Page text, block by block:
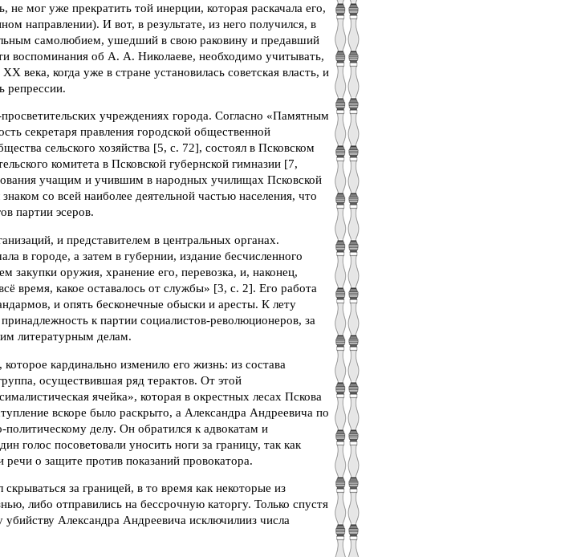
мог уже прекратить той инерции, которая раскачала его,
направлении). И вот, в результате, из него получился, в
самолюбием, ушедший в свою раковину и предавший
воспоминания об А. А. Николаеве, необходимо учитывать,
века, когда уже в стране установилась советская власть, и
репрессии.
учреждениях города. Согласно «Памятным
секретаря правления городской общественной
сельского хозяйства [5, с. 72], состоял в Псковском
комитета в Псковской губернской гимназии [7,
учащим и учившим в народных училищах Псковской
со всей наиболее деятельной частью населения, что
партии эсеров.
и представителем в центральных органах.
в городе, а затем в губернии, издание бесчисленного
закупки оружия, хранение его, перевозка, и, наконец,
время, какое оставалось от службы» [3, с. 2]. Его работа
и опять бесконечные обыски и аресты. К лету
к партии социалистов-революционеров, за
литературным делам.
кардинально изменило его жизнь: из состава
осуществившая ряд терактов. От этой
ячейка», которая в окрестных лесах Пскова
вскоре было раскрыто, а Александра Андреевича по
делу. Он обратился к адвокатам и
голос посоветовали уносить ноги за границу, так как
о защите против показаний провокатора.
за границей, в то время как некоторые из
либо отправились на бессрочную каторгу. Только спустя
Александра Андреевича исключилииз числа